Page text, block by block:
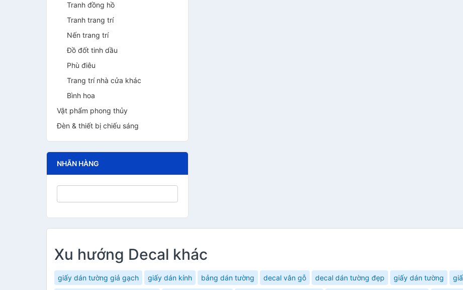
Tranh đồng hồ
Tranh trang trí
Nến trang trí
Đồ đốt tinh dầu
Phù điêu
Trang trí nhà cửa khác
Bình hoa
Vật phẩm phong thủy
Đèn & thiết bị chiếu sáng
NHÃN HÀNG
Xu hướng Decal khác
giấy dán tường giả gạch giấy dán kính bảng dán tường decal vân gỗ decal dán tường đẹp giấy dán tường